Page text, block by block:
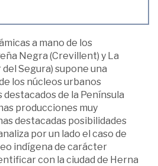
a mano de los
Negra (Crevillent) y La
Segura) supone una
los núcleos urbanos
de la Península
producciones muy
destacadas posibilidades
por un lado el caso de
indígena de carácter
con la ciudad de Herna